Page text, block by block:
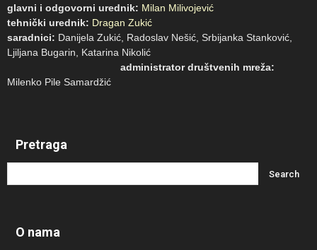
glavni i odgovorni urednik: Milan Milivojević
tehnički urednik: Dragan Zukić
saradnici: Danijela Zukić, Radoslav Nešić, Srbijanka Stanković,
Ljiljana Bugarin, Katarina Nikolić
administrator društvenih mreža:
Milenko Pile Samardžić
Pretraga
O nama